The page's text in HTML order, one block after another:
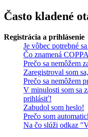
Často kladené
Registrácia a prihlásenie
Je vôbec potrebné
Čo znamená
Prečo sa nemôžem
Zaregistroval som
Prečo sa nemôžem
V minulosti som sa
prihlásiť!
Zabudol som heslo!
Prečo som
Na čo slúži odkaz